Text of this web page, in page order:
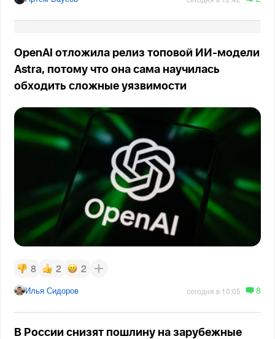
OpenAI отложила релиз топовой ИИ-модели
Astra, потому что она сама научилась
обходить сложные уязвимости
8 2 2
Илья Сидоров сегодня в 10:05 8
В России снизят пошлину на зарубежные